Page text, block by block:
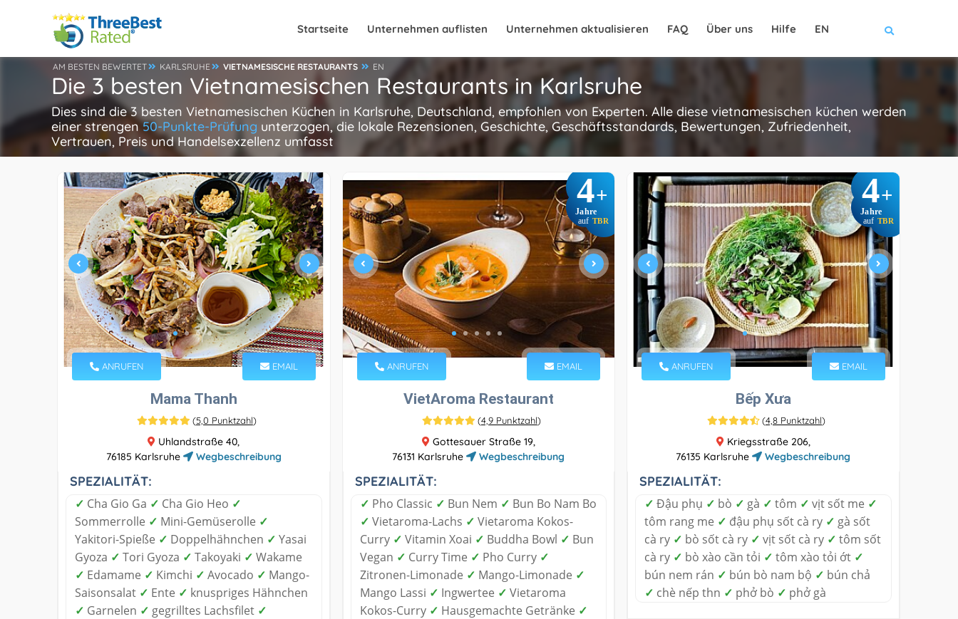
Startseite Unternehmen auflisten Unternehmen aktualisieren FAQ Über uns Hilfe EN
AM BESTEN BEWERTET KARLSRUHE VIETNAMESISCHE RESTAURANTS EN
Die 3 besten Vietnamesischen Restaurants in Karlsruhe
Dies sind die 3 besten Vietnamesischen Küchen in Karlsruhe, Deutschland, empfohlen von Experten. Alle diese vietnamesischen küchen werden
einer strengen50-Punkte-Prüfung unterzogen, die lokale Rezensionen, Geschichte, Geschäftsstandards, Bewertungen, Zufriedenheit,
Vertrauen, Preis und Handelsexzellenz umfasst
ANRUFEN EMAIL
Mama Thanh
(5,0 Punktzahl)
Uhlandstraße 40,
76185 Karlsruhe
Wegbeschreibung
SPEZIALITÄT:
✓ Cha Gio Ga ✓ Cha Gio Heo ✓
Sommerrolle ✓ Mini-Gemüserolle ✓
Yakitori-Spieße ✓ Doppelhähnchen ✓ Yasai
Gyoza ✓ Tori Gyoza ✓ Takoyaki ✓ Wakame
✓ Edamame ✓ Kimchi ✓ Avocado ✓ Mango-
Saisonsalat ✓ Ente ✓ knuspriges Hähnchen
✓ Garnelen ✓ gegrilltes Lachsfilet ✓
4+
Jahre
auf TBR
ANRUFEN EMAIL
VietAroma Restaurant
(4,9 Punktzahl)
Gottesauer Straße 19,
76131 Karlsruhe
Wegbeschreibung
SPEZIALITÄT:
✓ Pho Classic ✓ Bun Nem ✓ Bun Bo Nam Bo
✓ Vietaroma-Lachs ✓ Vietaroma Kokos-
Curry ✓ Vitamin Xoai ✓ Buddha Bowl ✓ Bun
Vegan ✓ Curry Time ✓ Pho Curry ✓
Zitronen-Limonade ✓ Mango-Limonade ✓
Mango Lassi ✓ Ingwertee ✓ Vietaroma
Kokos-Curry ✓ Hausgemachte Getränke ✓
4+
Jahre
auf TBR
ANRUFEN EMAIL
Bếp Xưa
(4,8 Punktzahl)
Kriegsstraße 206,
76135 Karlsruhe
Wegbeschreibung
SPEZIALITÄT:
✓ Đậu phụ ✓ bò ✓ gà ✓ tôm ✓ vịt sốt me ✓
tôm rang me ✓ đậu phụ sốt cà ry ✓ gà sốt
cà ry ✓ bò sốt cà ry ✓ vịt sốt cà ry ✓ tôm sốt
cà ry ✓ bò xào cần tỏi ✓ tôm xào tỏi ớt ✓
bún nem rán ✓ bún bò nam bộ ✓ bún chả
✓ chè nếp thn ✓ phở bò ✓ phở gà